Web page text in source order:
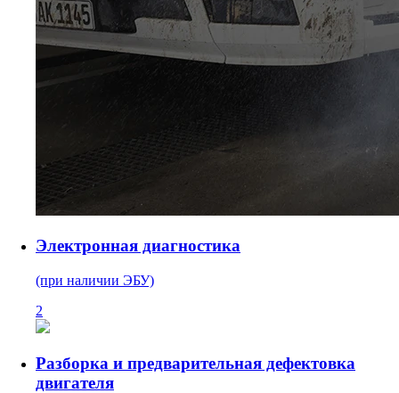
Электронная диагностика
(при наличии ЭБУ)
2
Разборка и предварительная дефектовка
двигателя